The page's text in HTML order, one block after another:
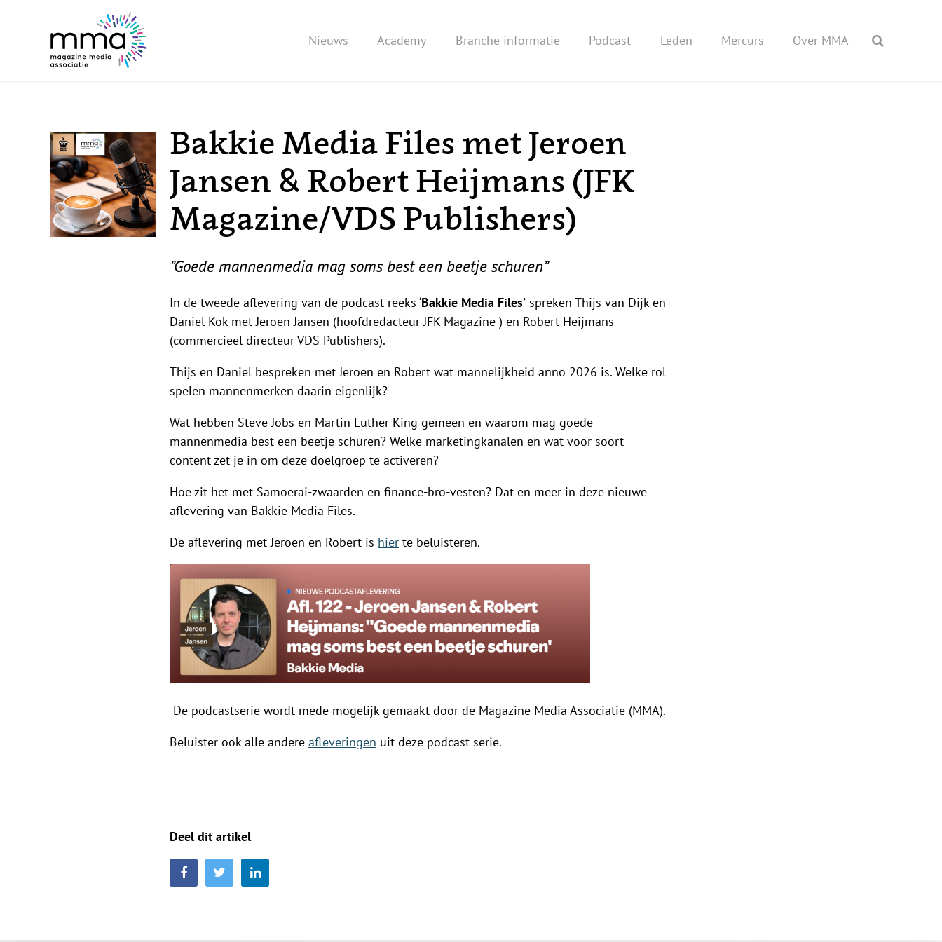
Nieuws Academy Branche informatie Podcast Leden Mercurs Over MMA
Bakkie Media Files met Jeroen
Jansen & Robert Heijmans (JFK
Magazine/VDS Publishers)
”Goede mannenmedia mag soms best een beetje schuren”
In de tweede aflevering van de podcast reeks ‘Bakkie Media Files’ spreken Thijs van Dijk en
Daniel Kok met Jeroen Jansen (hoofdredacteur JFK Magazine ) en Robert Heijmans
(commercieel directeur VDS Publishers).
Thijs en Daniel bespreken met Jeroen en Robert wat mannelijkheid anno 2026 is. Welke rol
spelen mannenmerken daarin eigenlijk?
Wat hebben Steve Jobs en Martin Luther King gemeen en waarom mag goede
mannenmedia best een beetje schuren? Welke marketingkanalen en wat voor soort
content zet je in om deze doelgroep te activeren?
Hoe zit het met Samoerai-zwaarden en finance-bro-vesten? Dat en meer in deze nieuwe
aflevering van Bakkie Media Files.
De aflevering met Jeroen en Robert is hier te beluisteren.
De podcastserie wordt mede mogelijk gemaakt door de Magazine Media Associatie (MMA).
Beluister ook alle andere afleveringen uit deze podcast serie.
Deel dit artikel